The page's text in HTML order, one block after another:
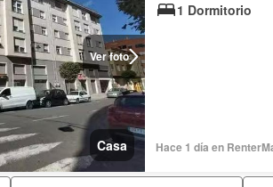
Ver foto
Casa
1 Dormitorio
Hace 1 día en